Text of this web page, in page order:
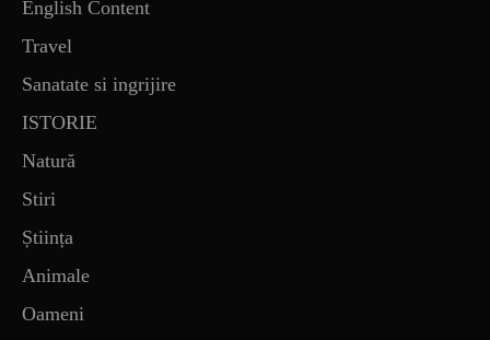
English Content
Travel
Sanatate si ingrijire
ISTORIE
Natură
Stiri
Știința
Animale
Oameni